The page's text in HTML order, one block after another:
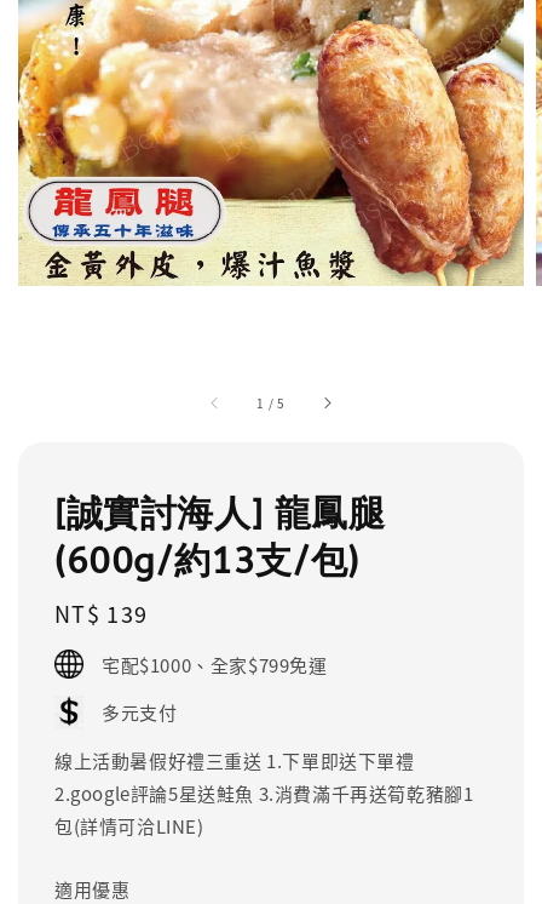
1 /5
[誠實討海人] 龍鳳腿
(600g/約13支/包)
Regular
price
NT$ 139
宅配$1000、全家$799免運
多元支付
線上活動暑假好禮三重送 1.下單即送下單禮
2.google評論5星送鮭魚 3.消費滿千再送筍乾豬腳1
包(詳情可洽LINE)
適用優惠